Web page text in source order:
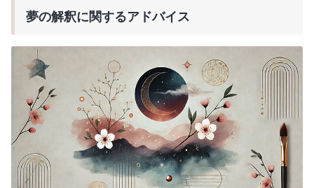
夢の解釈に関するアドバイス